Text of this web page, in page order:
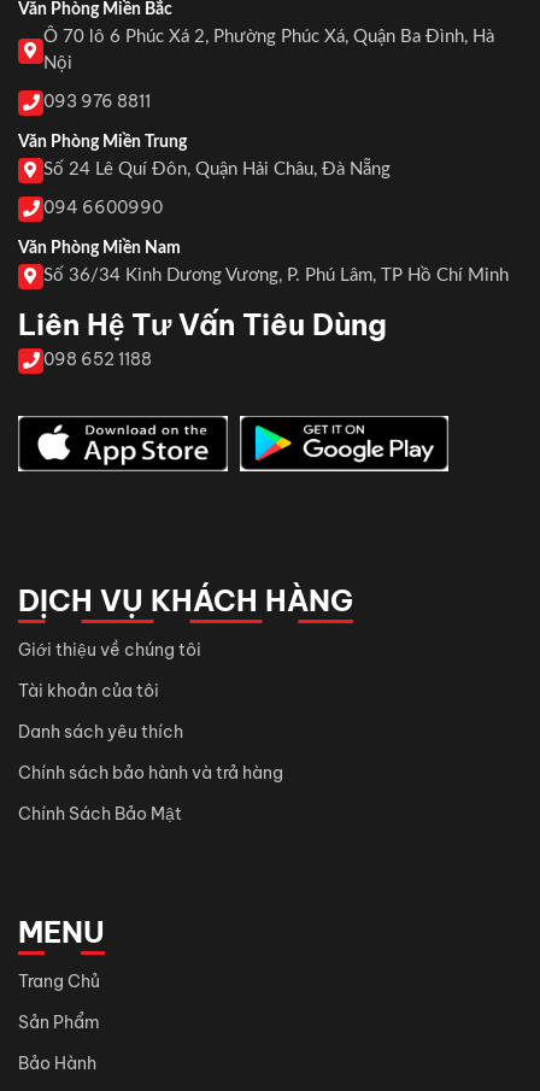
Văn Phòng Miền Bắc
Ô 70 lô 6 Phúc Xá 2, Phường Phúc Xá, Quận Ba Đình, Hà
Nội
093 976 8811
Văn Phòng Miền Trung
Số 24 Lê Quí Đôn, Quận Hải Châu, Đà Nẵng
094 6600990
Văn Phòng Miền Nam
Số 36/34 Kinh Dương Vương, P. Phú Lâm, TP Hồ Chí Minh
Liên Hệ Tư Vấn Tiêu Dùng
098 652 1188
DỊCH VỤ KHÁCH HÀNG
Giới thiệu về chúng tôi
Tài khoản của tôi
Danh sách yêu thích
Chính sách bảo hành và trả hàng
Chính Sách Bảo Mật
MENU
Trang Chủ
Sản Phẩm
Bảo Hành